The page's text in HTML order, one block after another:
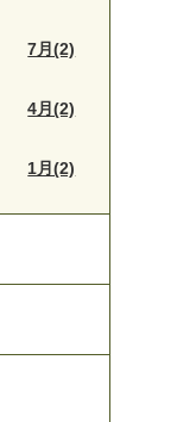
7月(2)
4月(2)
1月(2)